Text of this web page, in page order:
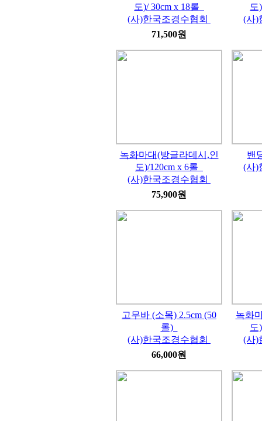
도)/ 30cm x 18롤
(사)한국조경수협회
71,500원
도
(사)
녹화마대(방글라데시,인
도)/120cm x 6롤
(사)한국조경수협회
75,900원
밴
(사)
고무바 (소목) 2.5cm (50
롤)
(사)한국조경수협회
66,000원
녹화
도
(사)